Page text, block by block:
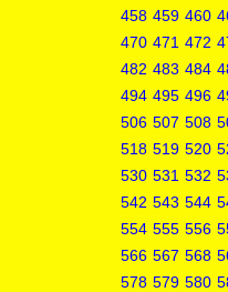
458 459 460
470 471 472
482 483 484
494 495 496
506 507 508
518 519 520
530 531 532
542 543 544
554 555 556
566 567 568
578 579 580